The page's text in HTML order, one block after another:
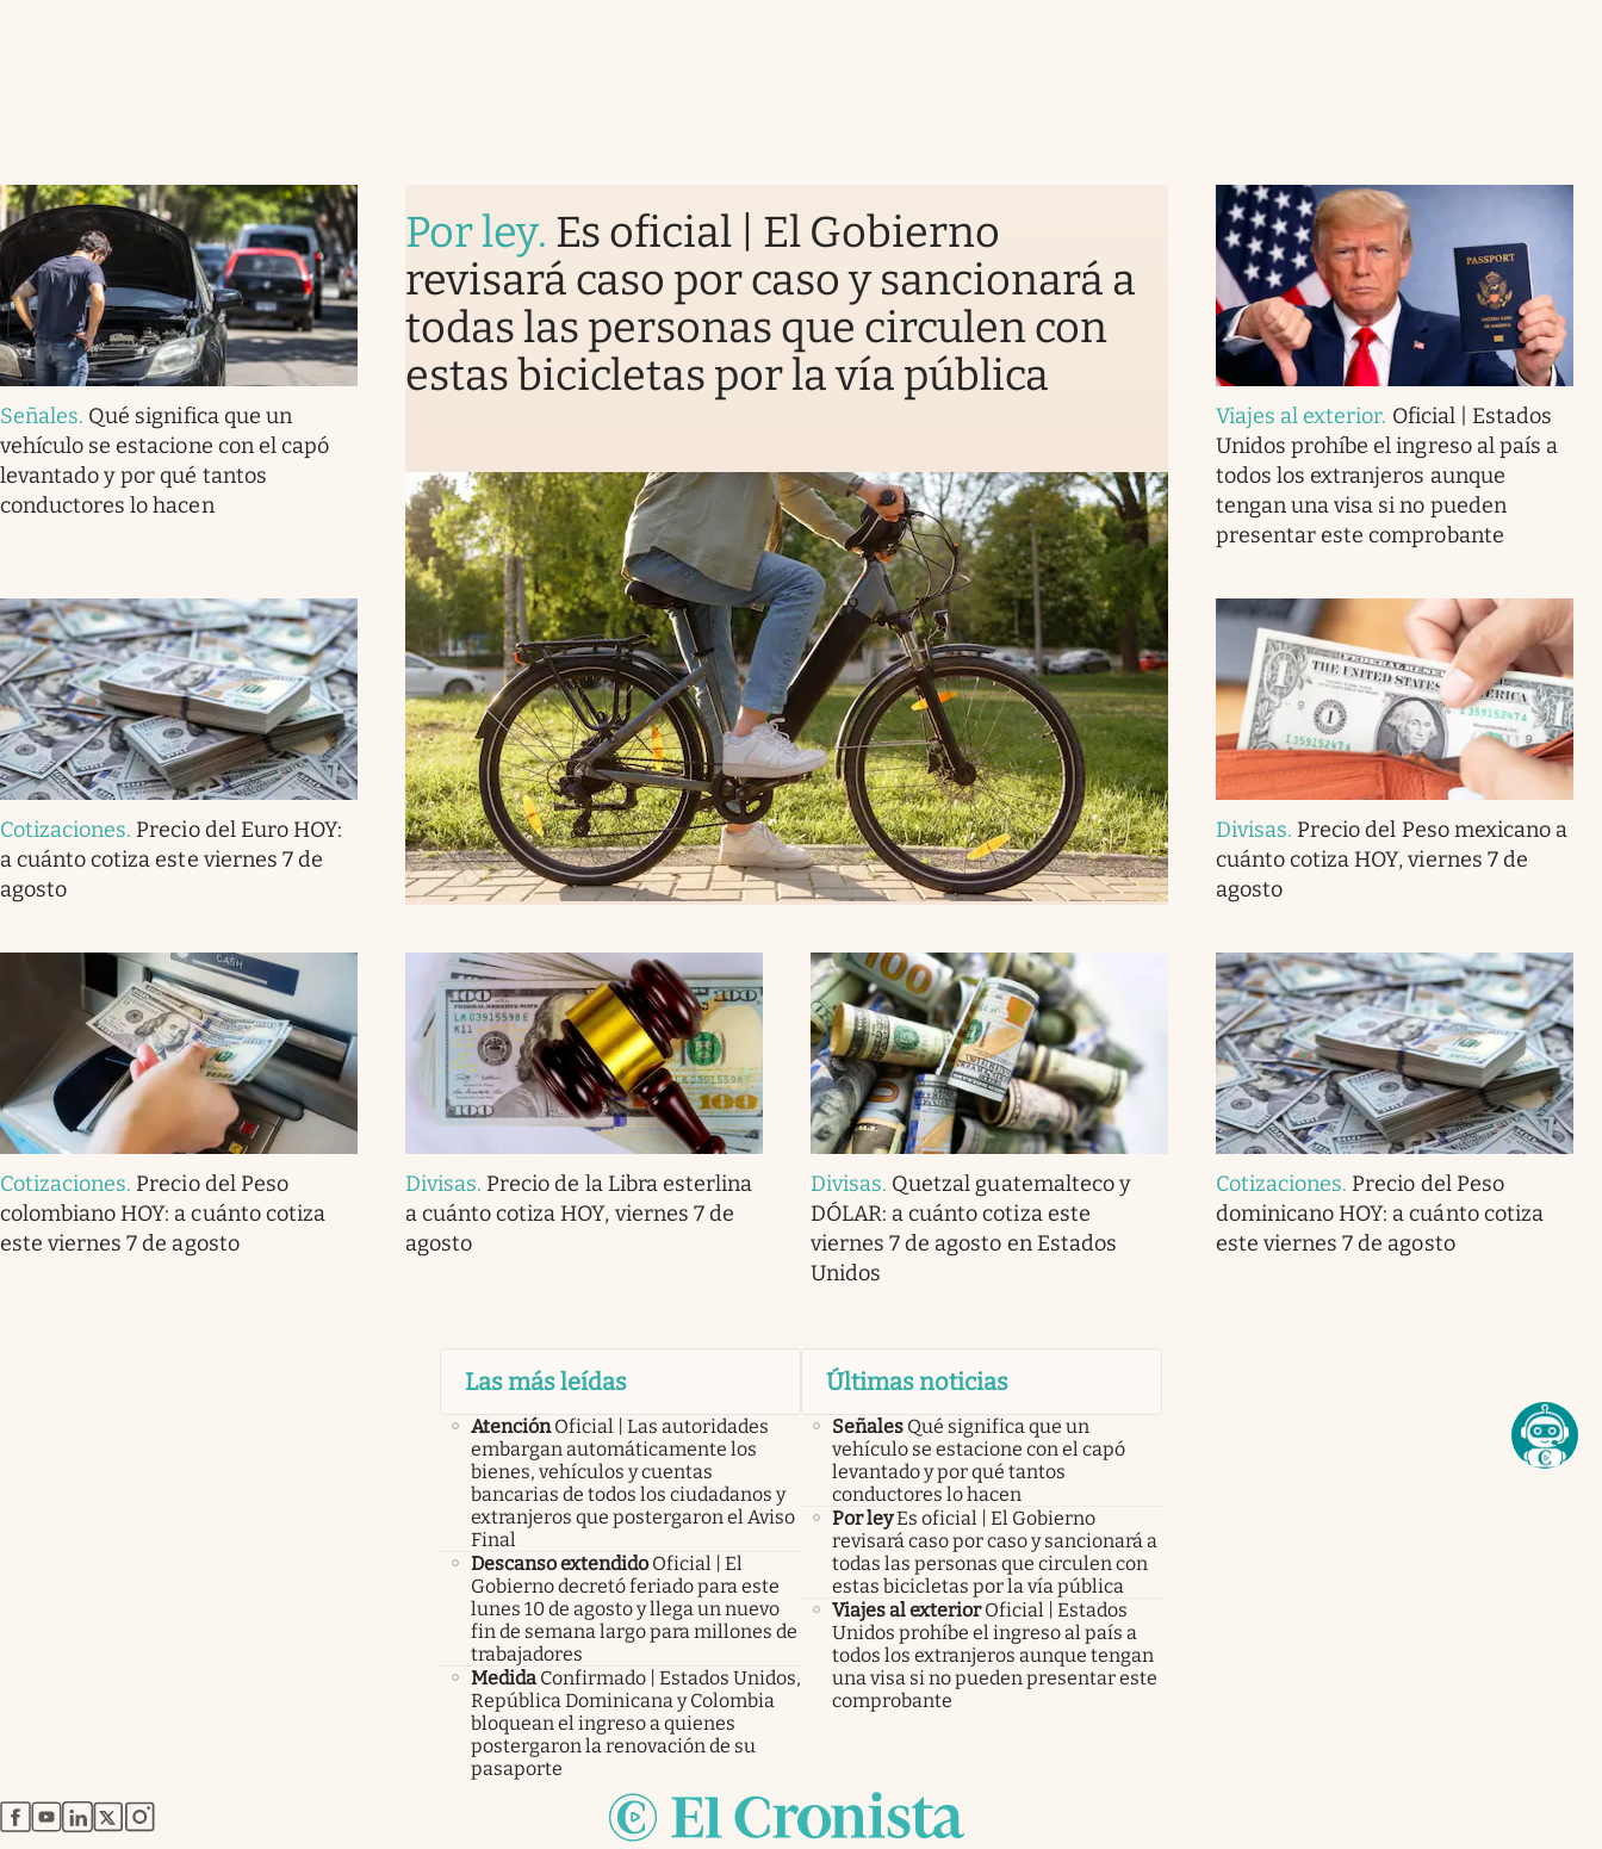
Señales. Qué significa que un
vehículo se estacione con el capó
levantado y por qué tantos
conductores lo hacen
Por ley. Es oficial | El Gobierno
revisará caso por caso y sancionará a
todas las personas que circulen con
estas bicicletas por la vía pública
Viajes al exterior. Oficial | Estados
Unidos prohíbe el ingreso al país a
todos los extranjeros aunque
tengan una visa si no pueden
presentar este comprobante
Cotizaciones. Precio del Euro HOY:
a cuánto cotiza este viernes 7 de
agosto
Divisas. Precio del Peso mexicano a
cuánto cotiza HOY, viernes 7 de
agosto
Cotizaciones. Precio del Peso
colombiano HOY: a cuánto cotiza
este viernes 7 de agosto
Divisas. Precio de la Libra esterlina
a cuánto cotiza HOY, viernes 7 de
agosto
Divisas. Quetzal guatemalteco y
DÓLAR: a cuánto cotiza este
viernes 7 de agosto en Estados
Unidos
Cotizaciones. Precio del Peso
dominicano HOY: a cuánto cotiza
este viernes 7 de agosto
Las más leídas
Atención Oficial | Las autoridades
embargan automáticamente los
bienes, vehículos y cuentas
bancarias de todos los ciudadanos y
extranjeros que postergaron el Aviso
Final
Descanso extendido Oficial | El
Gobierno decretó feriado para este
lunes 10 de agosto y llega un nuevo
fin de semana largo para millones de
trabajadores
Medida Confirmado | Estados Unidos,
República Dominicana y Colombia
bloquean el ingreso a quienes
postergaron la renovación de su
pasaporte
Últimas noticias
Señales Qué significa que un
vehículo se estacione con el capó
levantado y por qué tantos
conductores lo hacen
Por leyEs oficial | El Gobierno
revisará caso por caso y sancionará a
todas las personas que circulen con
estas bicicletas por la vía pública
Viajes al exterior Oficial | Estados
Unidos prohíbe el ingreso al país a
todos los extranjeros aunque tengan
una visa si no pueden presentar este
comprobante
abre en nueva pestaña
abre en nueva pestaña
abre en nueva pestaña
abre en nueva pestaña
abre en nueva pestaña